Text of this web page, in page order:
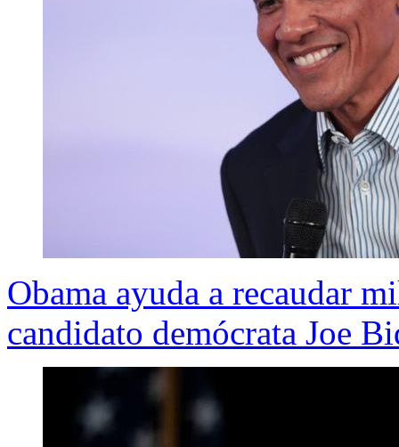
Obama ayuda a recaudar
candidato demócrata Joe